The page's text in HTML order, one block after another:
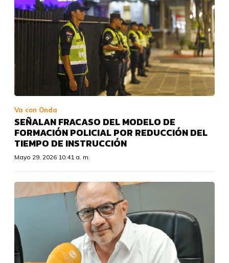
Va con Onda
SEÑALAN FRACASO DEL MODELO DE
FORMACIÓN POLICIAL POR REDUCCIÓN DEL
TIEMPO DE INSTRUCCIÓN
Mayo 29, 2026 10:41 a. m.